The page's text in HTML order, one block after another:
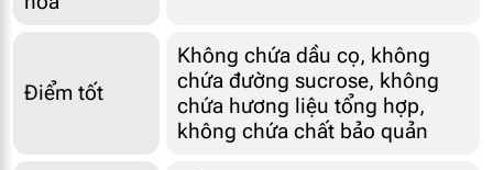
Điểm tốt
Không chứa dầu cọ, không
chứa đường sucrose, không
chứa hương liệu tổng hợp,
không chứa chất bảo quản